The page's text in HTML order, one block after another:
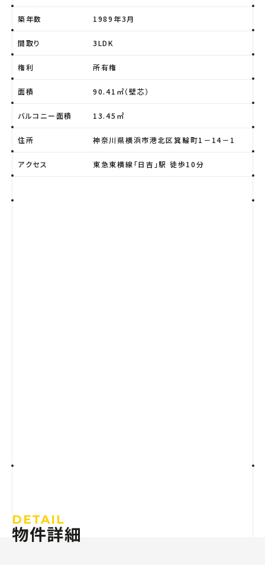
築年数 1989年3月
間取り 3LDK
権利 所有権
面積 90.41㎡（壁芯）
バルコニー面積 13.45㎡
住所 神奈川県横浜市港北区箕輪町1－14－1
アクセス 東急東横線「日吉」駅 徒歩10分
DETAIL
物件詳細